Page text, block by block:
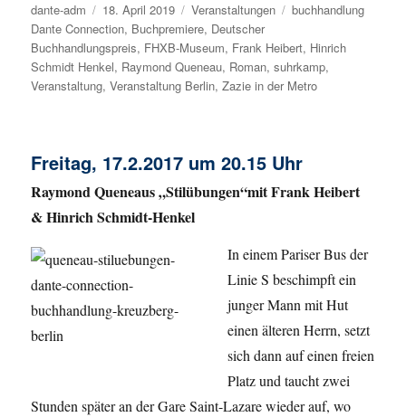
Autor
dante-adm
Veröffentlicht
am
18. April 2019 Kategorien
Veranstaltungen Schlagwörter
buchhandlung
Dante Connection, Buchpremiere, Deutscher
Buchhandlungspreis, FHXB-Museum, Frank Heibert, Hinrich
Schmidt Henkel, Raymond Queneau, Roman,suhrkamp,
Veranstaltung,Veranstaltung Berlin,Zazie in der Metro
Freitag, 17.2.2017 um 20.15 Uhr
Raymond Queneaus „Stilübungen“mit Frank Heibert
& Hinrich Schmidt-Henkel
In einem Pariser Bus der
Linie S beschimpft ein
junger Mann mit Hut
einen älteren Herrn, setzt
sich dann auf einen freien
Platz und taucht zwei
Stunden später an der Gare Saint-Lazare wieder auf, wo